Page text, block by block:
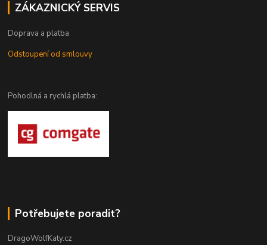
ZÁKAZNICKÝ SERVIS
Doprava a platba
Odstoupení od smlouvy
Pohodlná a rychlá platba:
Potřebujete poradit?
DragoWolfKaty.cz